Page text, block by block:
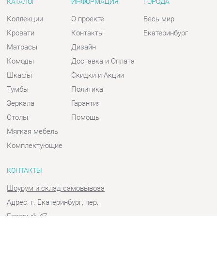
Матрасы
Комоды
Шкафы
Тумбы
Зеркала
Столы
Мягкая мебель
Комплектующие
Дизайн
Доставка и Оплата
Скидки и Акции
Политика
Гарантия
Помощь
Екатеринбург
Адрес: г. Екатеринбург, пер.